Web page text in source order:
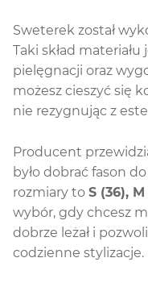
Sweterek został
Taki skład
pielęgnacji oraz
możesz cieszyć się
nie rezygnując z
Producent
było dobrać fason
rozmiary to S (36),
wybór, gdy chcesz
dobrze leżał i
codzienne stylizacje.